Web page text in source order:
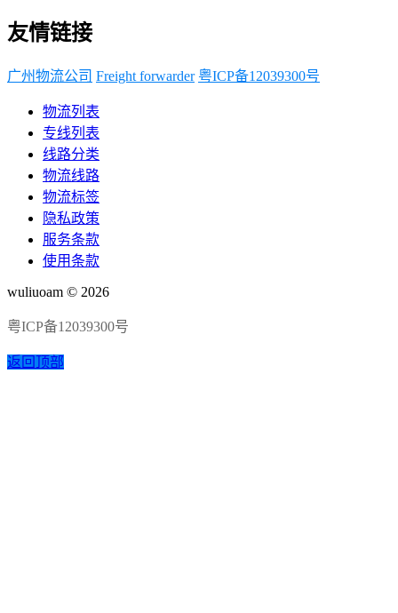
友情链接
广州物流公司 Freight forwarder 粤ICP备12039300号
物流列表
专线列表
线路分类
物流线路
物流标签
隐私政策
服务条款
使用条款
wuliuoam © 2026
粤ICP备12039300号
返回顶部